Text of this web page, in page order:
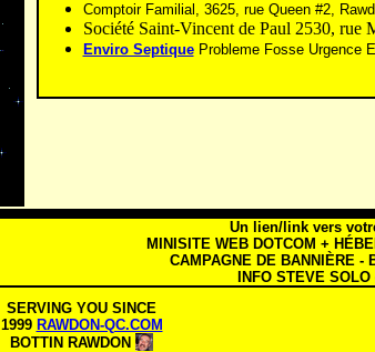
Comptoir Familial, 3625, rue Queen #2,
Société Saint-Vincent de Paul 2530, rue
Enviro SeptiqueProbleme Fosse Urgence
Un lien/link vers
MINISITE WEB DOTCOM +
CAMPAGNE DE BANNIÈRE -
INFO STEVE
SERVING YOU SINCE
1999 RAWDON-QC.COM
BOTTIN RAWDON